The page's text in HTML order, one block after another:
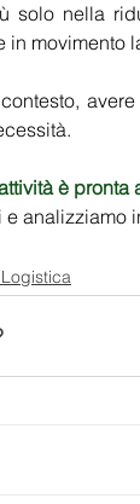
solo nella
in movimento
è
e analizziamo